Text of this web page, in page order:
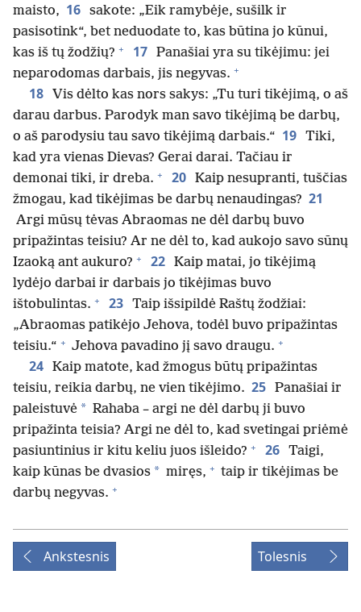
maisto, 16 sakote: „Eik ramybėje, sušilk ir
pasisotink“, bet neduodate to, kas būtina jo kūnui,
kas iš tų žodžių? + 17 Panašiai yra su tikėjimu: jei
neparodomas darbais, jis negyvas. +
18
Vis dėlto kas nors sakys: „Tu turi tikėjimą, o aš
darau darbus. Parodyk man savo tikėjimą be darbų,
o aš parodysiu tau savo tikėjimą darbais.“ 19 Tiki,
kad yra vienas Dievas? Gerai darai. Tačiau ir
demonai tiki, ir dreba. + 20 Kaip nesupranti, tuščias
žmogau, kad tikėjimas be darbų nenaudingas? 21
Argi mūsų tėvas Abraomas ne dėl darbų buvo
pripažintas teisiu? Ar ne dėl to, kad aukojo savo sūnų
Izaoką ant aukuro? + 22 Kaip matai, jo tikėjimą
lydėjo darbai ir darbais jo tikėjimas buvo
ištobulintas. + 23 Taip išsipildė Raštų žodžiai:
„Abraomas patikėjo Jehova, todėl buvo pripažintas
teisiu.“ + Jehova pavadino jį savo draugu. +
24 Kaip matote, kad žmogus būtų pripažintas
teisiu, reikia darbų, ne vien tikėjimo. 25 Panašiai ir
paleistuvė * Rahaba – argi ne dėl darbų ji buvo
pripažinta teisia? Argi ne dėl to, kad svetingai priėmė
pasiuntinius ir kitu keliu juos išleido? + 26 Taigi,
kaip kūnas be dvasios * miręs, + taip ir tikėjimas be
darbų negyvas. +
Ankstesnis Tolesnis